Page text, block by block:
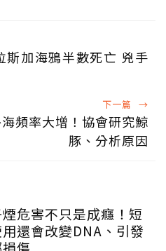
斯加海鴉半數死亡 兇手
下一篇 →
頻率大增！協會研究鯨
豚、分析原因
危害不只是成癮！短
還會改變DNA、引發